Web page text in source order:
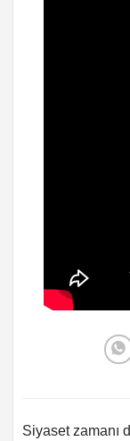
Siyaset zamanı